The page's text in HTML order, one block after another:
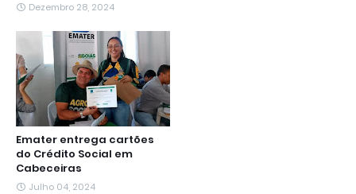
Dezembro 28, 2024
Emater entrega cartões
do Crédito Social em
Cabeceiras
Julho 04, 2024